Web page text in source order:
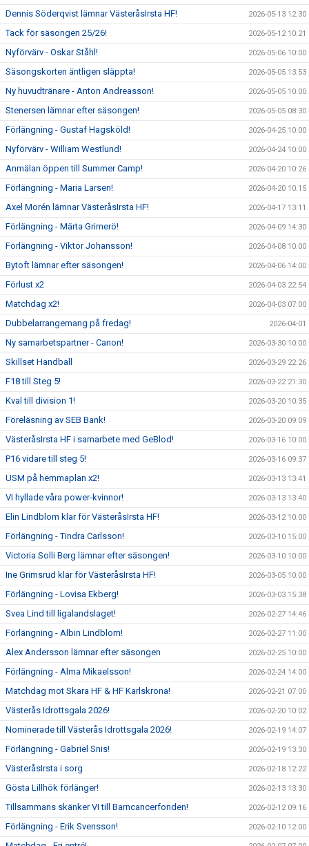
Dennis Söderqvist lämnar VästeråsIrsta HF! 2026-05-13 12:30
Tack för säsongen 25/26! 2026-05-12 10:21
Nyförvärv - Oskar Ståhl! 2026-05-06 10:00
Säsongskorten äntligen släppta! 2026-05-05 13:53
Ny huvudtränare - Anton Andreasson! 2026-05-05 10:00
Stenersen lämnar efter säsongen! 2026-05-05 08:30
Förlängning - Gustaf Hagsköld! 2026-04-25 10:00
Nyförvärv - William Westlund! 2026-04-24 10:00
Anmälan öppen till Summer Camp! 2026-04-20 10:26
Förlängning - Maria Larsen! 2026-04-20 10:15
Axel Morén lämnar VästeråsIrsta HF! 2026-04-17 13:11
Förlängning - Märta Grimerö! 2026-04-09 14:30
Förlängning - Viktor Johansson! 2026-04-08 10:00
Bytoft lämnar efter säsongen! 2026-04-06 14:00
Förlust x2 2026-04-03 22:54
Matchdag x2! 2026-04-03 07:00
Dubbelarrangemang på fredag! 2026-04-01
Ny samarbetspartner - Canon! 2026-03-30 10:00
Skillset Handball 2026-03-29 22:26
F18 till Steg 5! 2026-03-22 21:30
Kval till division 1! 2026-03-20 10:35
Föreläsning av SEB Bank! 2026-03-20 09:09
VästeråsIrsta HF i samarbete med GeBlod! 2026-03-16 10:00
P16 vidare till steg 5! 2026-03-16 09:37
USM på hemmaplan x2! 2026-03-13 13:41
VI hyllade våra power-kvinnor! 2026-03-13 13:40
Elin Lindblom klar för VästeråsIrsta HF! 2026-03-12 10:00
Förlängning - Tindra Carlsson! 2026-03-10 15:00
Victoria Solli Berg lämnar efter säsongen! 2026-03-10 10:00
Ine Grimsrud klar för VästeråsIrsta HF! 2026-03-05 10:00
Förlängning - Lovisa Ekberg! 2026-03-03 15:38
Svea Lind till ligalandslaget! 2026-02-27 14:46
Förlängning - Albin Lindblom! 2026-02-27 11:00
Alex Andersson lämnar efter säsongen 2026-02-25 10:00
Förlängning - Alma Mikaelsson! 2026-02-24 14:00
Matchdag mot Skara HF & HF Karlskrona! 2026-02-21 07:00
Västerås Idrottsgala 2026! 2026-02-20 10:02
Nominerade till Västerås Idrottsgala 2026! 2026-02-19 14:07
Förlängning - Gabriel Snis! 2026-02-19 13:30
VästeråsIrsta i sorg 2026-02-18 12:22
Gösta Lillhök förlänger! 2026-02-13 13:30
Tillsammans skänker VI till Barncancerfonden! 2026-02-12 09:16
Förlängning - Erik Svensson! 2026-02-10 12:00